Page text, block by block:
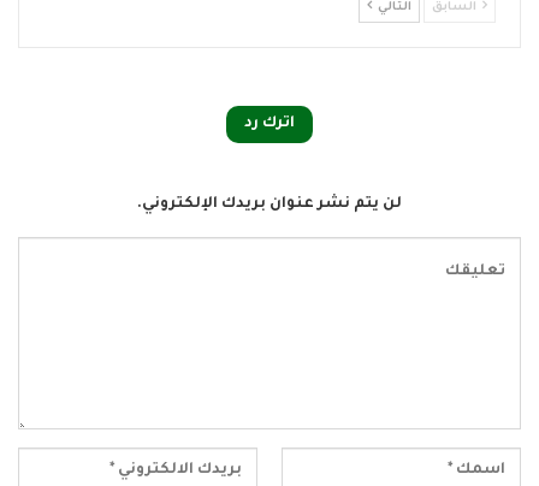
السابق التالي
اترك رد
لن يتم نشر عنوان بريدك الإلكتروني.